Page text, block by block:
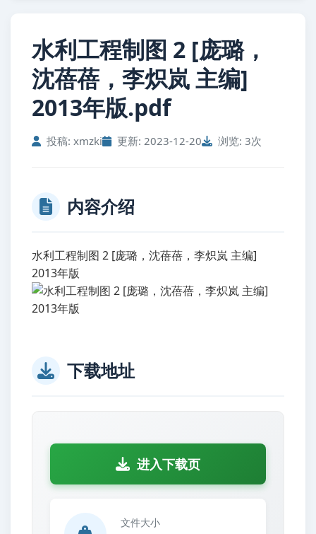
水利工程制图 2 [庞璐，
沈蓓蓓，李炽岚 主编]
2013年版.pdf
投稿: xmzki 更新: 2023-12-20 浏览: 3次
内容介绍
水利工程制图 2 [庞璐，沈蓓蓓，李炽岚 主编]
2013年版
下载地址
进入下载页
文件大小